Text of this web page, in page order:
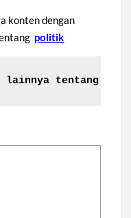
konten dengan
politik
lainnya tentang